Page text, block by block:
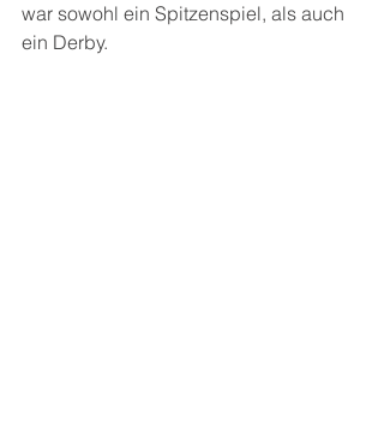
war sowohl ein Spitzenspiel, als auch
ein Derby.